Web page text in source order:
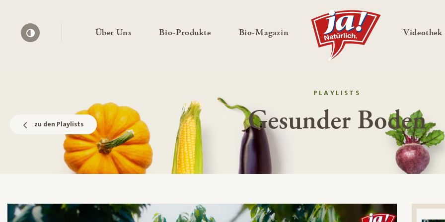
Über Uns— Untermenü ausklappen
Bio-Produkte— Untermenü ausklappen
Bio-Magazin — Untermenü ausklappen Videothek
zu den Playlists
PLAYLISTS
Gesunder Boden